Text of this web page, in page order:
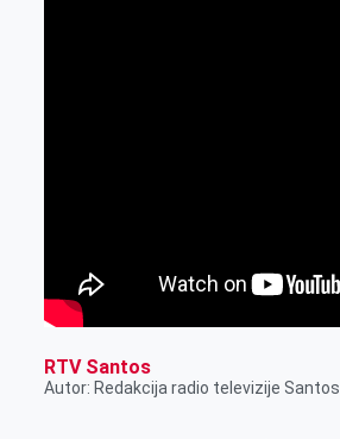
RTV Santos
Autor: Redakcija radio televizije Santos